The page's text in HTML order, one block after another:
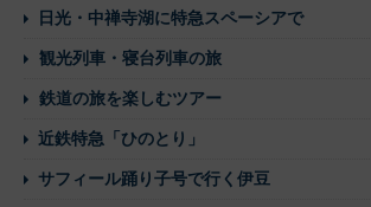
日光・中禅寺湖に特急スペーシアで
観光列車・寝台列車の旅
鉄道の旅を楽しむツアー
近鉄特急「ひのとり」
サフィール踊り子号で行く伊豆